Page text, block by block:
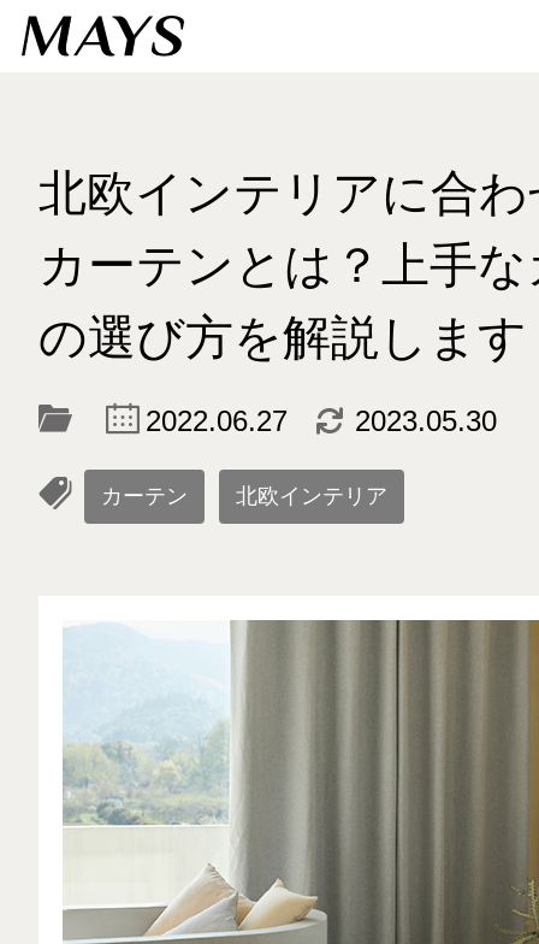
北欧インテリアに合
カーテンとは？上手
の選び方を解説します
c d 2022.06.27 2023.05.30
l カーテン 北欧インテリア